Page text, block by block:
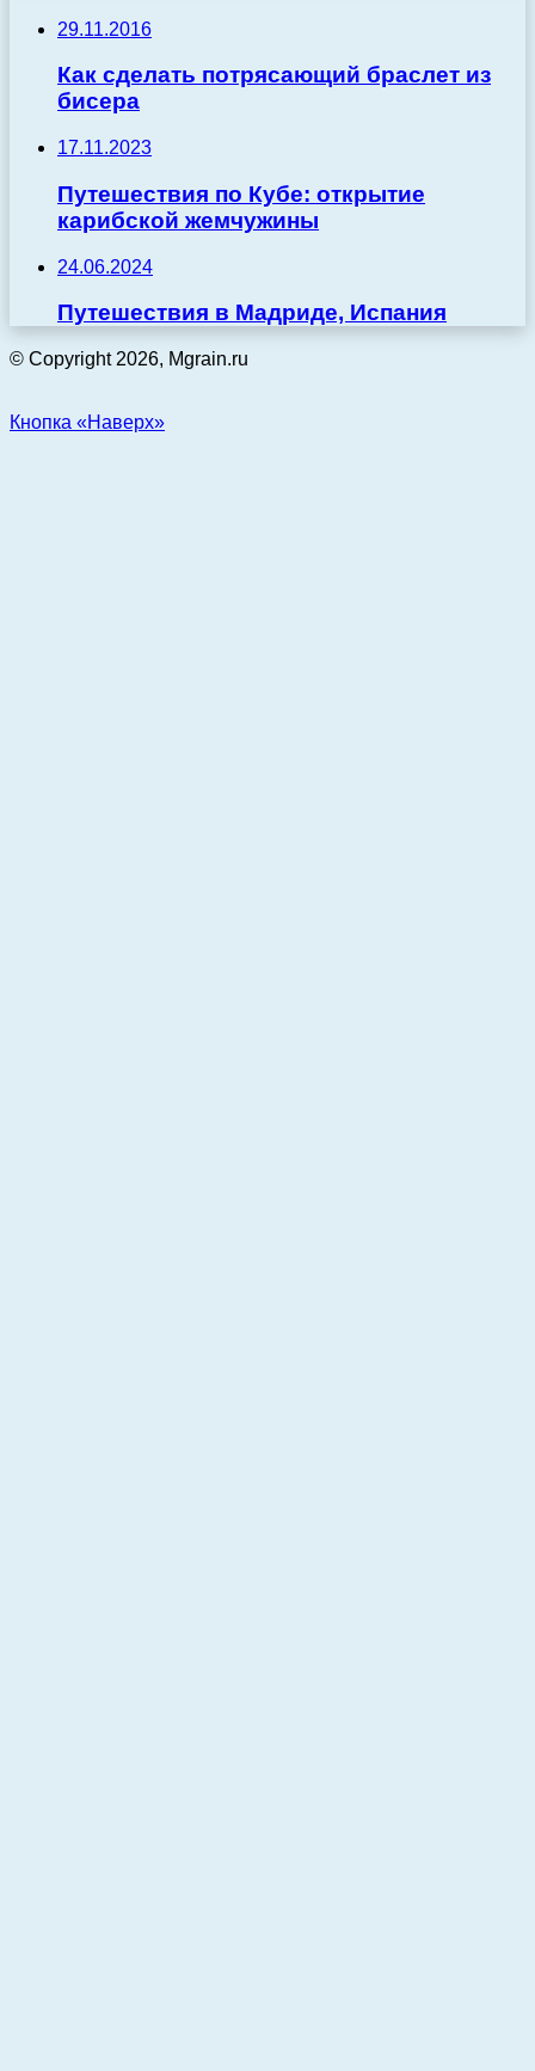
29.11.2016
Как сделать потрясающий браслет из
бисера
17.11.2023
Путешествия по Кубе: открытие
карибской жемчужины
24.06.2024
Путешествия в Мадриде, Испания
© Copyright 2026, Mgrain.ru
Кнопка «Наверх»